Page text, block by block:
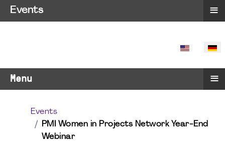
SPRACHE
Menu ≡
Events
PMI Women in Projects Network Year-End
Webinar
Events ≡